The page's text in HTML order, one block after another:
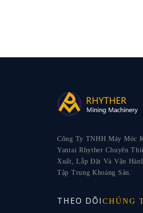
Công Ty TNHH Máy Móc
Yantai Rhyther Chuyên
Xuất, Lắp Đặt Và Vận
Tập Trung Khoáng Sản.
THEO DÕI CHÚNG